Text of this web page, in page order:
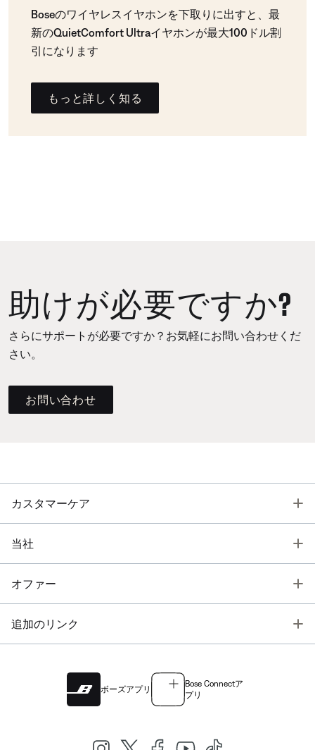
Boseのワイヤレスイヤホンを下取りに出すと、最
新のQuietComfort Ultraイヤホンが最大100ドル割
引になります
もっと詳しく知る
助けが必要ですか?
さらにサポートが必要ですか？お気軽にお問い合わせくだ
さい。
お問い合わせ
カスタマーケア
当社
オファー
追加のリンク
ボーズアプリ
Bose Connectア
プリ